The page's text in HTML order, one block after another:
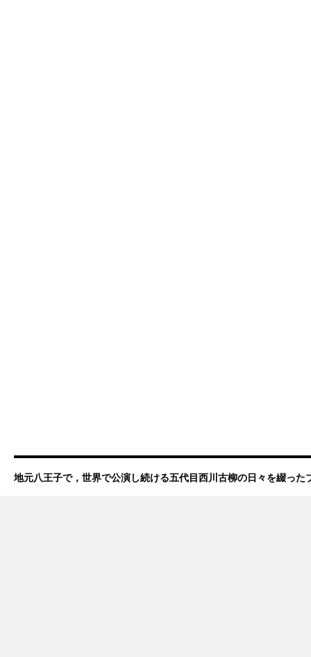
地元八王子で，世界で公演し続ける五代目西川古柳の日々を綴った